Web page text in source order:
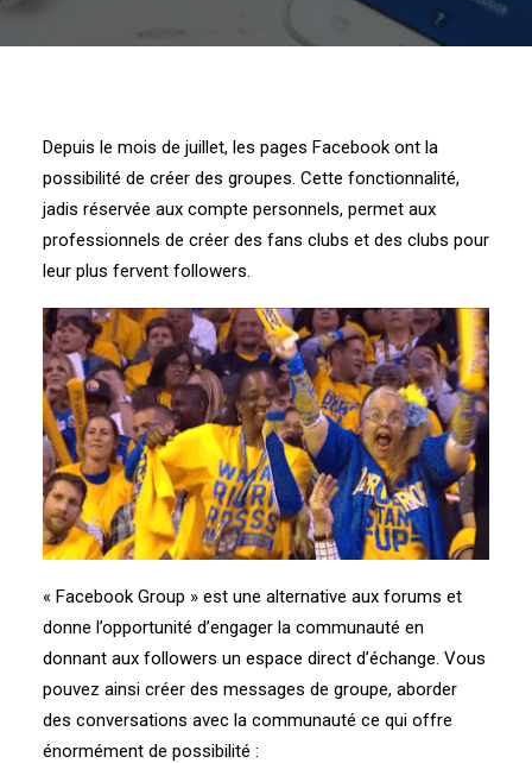
Depuis le mois de juillet, les pages Facebook ont la
possibilité de créer des groupes. Cette fonctionnalité,
jadis réservée aux compte personnels, permet aux
professionnels de créer des fans clubs et des clubs pour
leur plus fervent followers.
« Facebook Group » est une alternative aux forums et
donne l’opportunité d’engager la communauté en
donnant aux followers un espace direct d’échange. Vous
pouvez ainsi créer des messages de groupe, aborder
des conversations avec la communauté ce qui offre
énormément de possibilité :